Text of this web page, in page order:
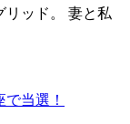
リッド。 妻と私
当選！